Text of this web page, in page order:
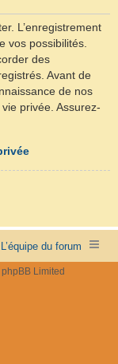
L’enregistrement
vos possibilités.
des
Avant de
de nos
privée. Assurez-
L’équipe du forum
Limited